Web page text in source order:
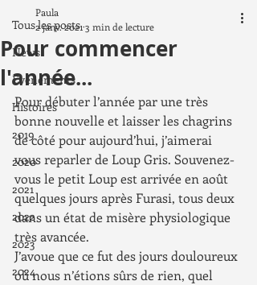
Tous les posts
News
Evènements
Histoires
2019
2020
2021
2022
2023
2024
Pour commencer
l'année...
Paula
2 janv. 2021 3 min de lecture
Pour débuter l’année par une très
bonne nouvelle et laisser les chagrins
de côté pour aujourd’hui, j’aimerai
vous reparler de Loup Gris. Souvenez-
vous le petit Loup est arrivée en août
quelques jours après Furasi, tous deux
dans un état de misère physiologique
très avancée.
J’avoue que ce fut des jours douloureux
où nous n’étions sûrs de rien, quel